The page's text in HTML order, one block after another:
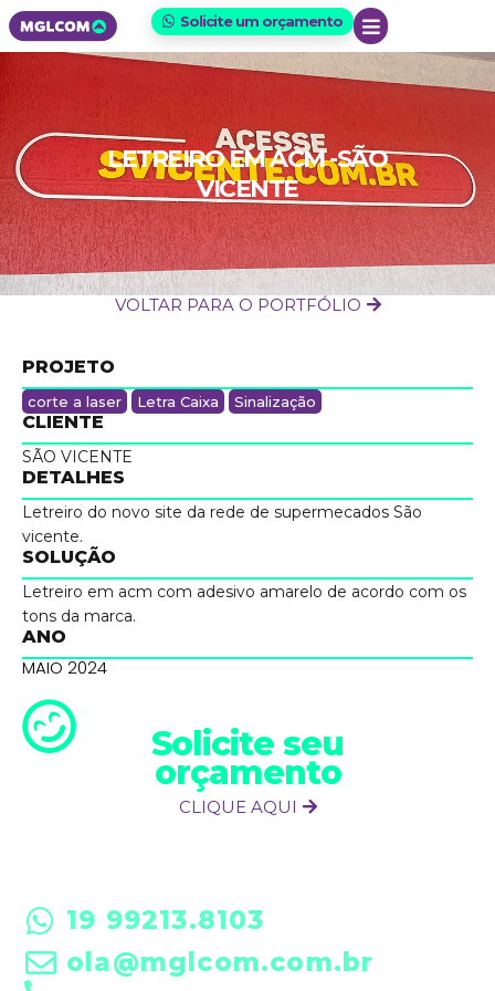
Solicite um orçamento
LETREIRO EM ACM -SÃO
VICENTE
VOLTAR PARA O PORTFÓLIO
PROJETO
corte a laser Letra Caixa Sinalização
CLIENTE
SÃO VICENTE
DETALHES
Letreiro do novo site da rede de supermecados São
vicente.
SOLUÇÃO
Letreiro em acm com adesivo amarelo de acordo com os
tons da marca.
ANO
MAIO 2024
Solicite seu
orçamento
CLIQUE AQUI
19 99213.8103
ola@mglcom.com.br